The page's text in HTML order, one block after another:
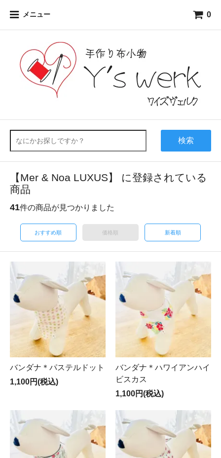
メニュー 0
検索
【Mer & Noa LUXUS】 に登録されている
商品
41件の商品が見つかりました
おすすめ順 価格順 新着順
バンダナ＊パステルドット
1,100円(税込)
バンダナ＊ハワイアンハイ
ビスカス
1,100円(税込)